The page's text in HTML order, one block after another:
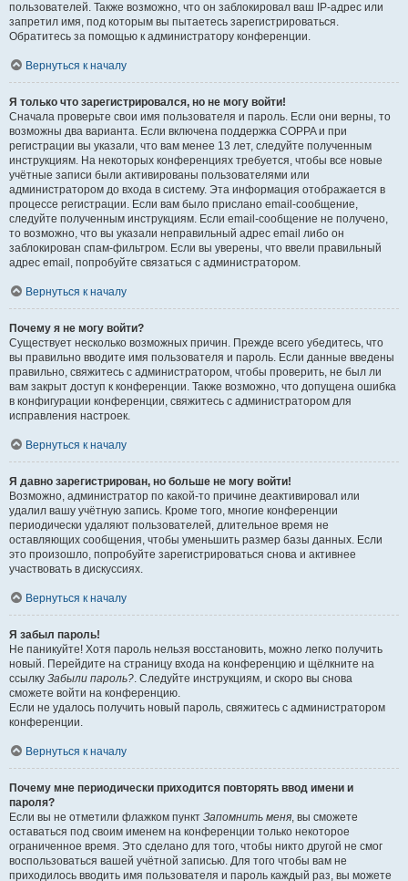
пользователей. Также возможно, что он заблокировал ваш IP-адрес или
запретил имя, под которым вы пытаетесь зарегистрироваться.
Обратитесь за помощью к администратору конференции.
Вернуться к началу
Я только что зарегистрировался, но не могу войти!
Сначала проверьте свои имя пользователя и пароль. Если они верны, то
возможны два варианта. Если включена поддержка COPPA и при
регистрации вы указали, что вам менее 13 лет, следуйте полученным
инструкциям. На некоторых конференциях требуется, чтобы все новые
учётные записи были активированы пользователями или
администратором до входа в систему. Эта информация отображается в
процессе регистрации. Если вам было прислано email-сообщение,
следуйте полученным инструкциям. Если email-сообщение не получено,
то возможно, что вы указали неправильный адрес email либо он
заблокирован спам-фильтром. Если вы уверены, что ввели правильный
адрес email, попробуйте связаться с администратором.
Вернуться к началу
Почему я не могу войти?
Существует несколько возможных причин. Прежде всего убедитесь, что
вы правильно вводите имя пользователя и пароль. Если данные введены
правильно, свяжитесь с администратором, чтобы проверить, не был ли
вам закрыт доступ к конференции. Также возможно, что допущена ошибка
в конфигурации конференции, свяжитесь с администратором для
исправления настроек.
Вернуться к началу
Я давно зарегистрирован, но больше не могу войти!
Возможно, администратор по какой-то причине деактивировал или
удалил вашу учётную запись. Кроме того, многие конференции
периодически удаляют пользователей, длительное время не
оставляющих сообщения, чтобы уменьшить размер базы данных. Если
это произошло, попробуйте зарегистрироваться снова и активнее
участвовать в дискуссиях.
Вернуться к началу
Я забыл пароль!
Не паникуйте! Хотя пароль нельзя восстановить, можно легко получить
новый. Перейдите на страницу входа на конференцию и щёлкните на
ссылку Забыли пароль?. Следуйте инструкциям, и скоро вы снова
сможете войти на конференцию.
Если не удалось получить новый пароль, свяжитесь с администратором
конференции.
Вернуться к началу
Почему мне периодически приходится повторять ввод имени и
пароля?
Если вы не отметили флажком пункт Запомнить меня, вы сможете
оставаться под своим именем на конференции только некоторое
ограниченное время. Это сделано для того, чтобы никто другой не смог
воспользоваться вашей учётной записью. Для того чтобы вам не
приходилось вводить имя пользователя и пароль каждый раз, вы можете